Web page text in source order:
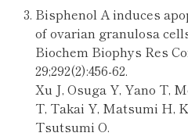
Bisphenol A induces
of ovarian granulosa
Biochem Biophys Res
29;292(2):456-62.
Xu J, Osuga Y, Yano T,
T, Takai Y, Matsumi H,
Tsutsumi O.